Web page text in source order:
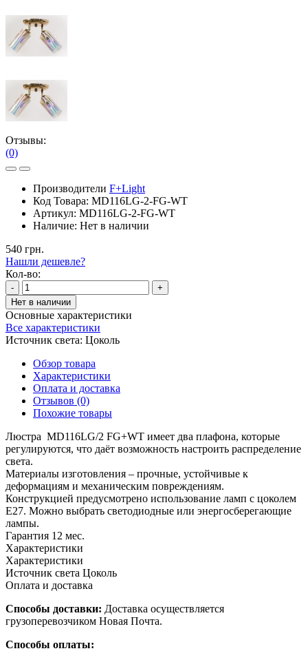
Отзывы:
(0)
Производители F+Light
Код Товара: MD116LG-2-FG-WT
Артикул: MD116LG-2-FG-WT
Наличие: Нет в наличии
540 грн.
Нашли дешевле?
Кол-во:
-
+
Нет в наличии
Основные характеристики
Все характеристики
Источник света: Цоколь
Обзор товара
Характеристики
Оплата и доставка
Отзывов (0)
Похожие товары
Люстра MD116LG/2 FG+WT имеет два плафона, которые
регулируются, что даёт возможность настроить распределение
света.
Материалы изготовления – прочные, устойчивые к
деформациям и механическим повреждениям.
Конструкцией предусмотрено использование ламп с цоколем
Е27. Можно выбрать светодиодные или энергосберегающие
лампы.
Гарантия 12 мес.
Характеристики
Характеристики
Источник света Цоколь
Оплата и доставка
Способы доставки: Доставка осуществляется
грузоперевозчиком Новая Почта.
Способы оплаты: